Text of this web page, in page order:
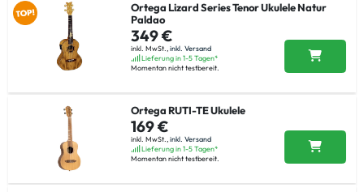
Ortega Lizard Series Tenor Ukulele Natur
Paldao
349 €
inkl. MwSt., inkl. Versand
Lieferung in 1-5 Tagen*
Momentan nicht testbereit.
Ortega RUTI-TE Ukulele
169 €
inkl. MwSt., inkl. Versand
Lieferung in 1-5 Tagen*
Momentan nicht testbereit.